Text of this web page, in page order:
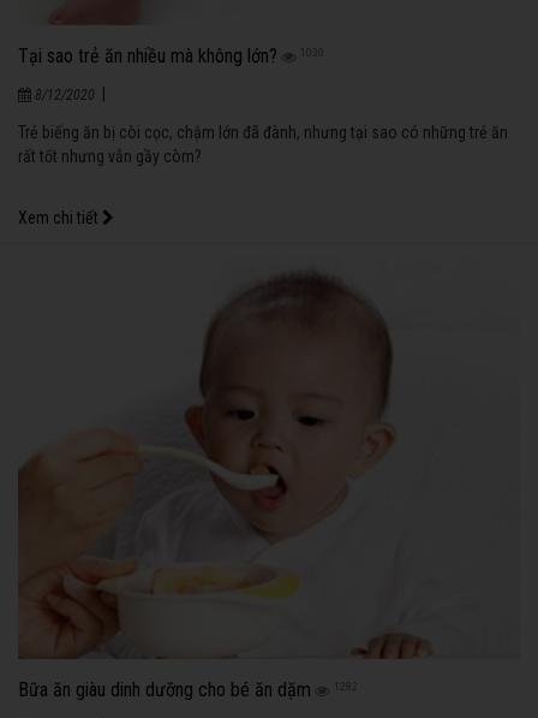
Tại sao trẻ ăn nhiều mà không lớn? 1030
8/12/2020
Trẻ biếng ăn bị còi cọc, chậm lớn đã đành, nhưng tại sao có những trẻ ăn
rất tốt nhưng vẫn gầy còm?
Xem chi tiết
Bữa ăn giàu dinh dưỡng cho bé ăn dặm 1282